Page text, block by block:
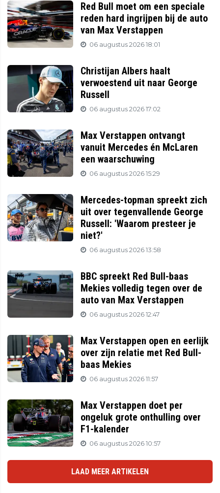
Red Bull moet om een speciale
reden hard ingrijpen bij de auto
van Max Verstappen
06 augustus 2026 18:01
Christijan Albers haalt
verwoestend uit naar George
Russell
06 augustus 2026 17:02
Max Verstappen ontvangt
vanuit Mercedes én McLaren
een waarschuwing
06 augustus 2026 15:29
Mercedes-topman spreekt zich
uit over tegenvallende George
Russell: 'Waarom presteer je
niet?'
06 augustus 2026 13:58
BBC spreekt Red Bull-baas
Mekies volledig tegen over de
auto van Max Verstappen
06 augustus 2026 12:47
Max Verstappen open en eerlijk
over zijn relatie met Red Bull-
baas Mekies
06 augustus 2026 11:57
Max Verstappen doet per
ongeluk grote onthulling over
F1-kalender
06 augustus 2026 10:57
LAAD MEER ARTIKELEN